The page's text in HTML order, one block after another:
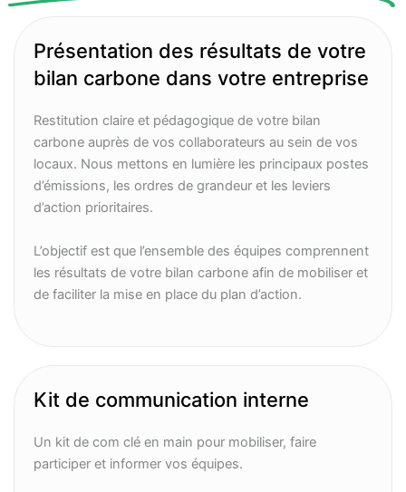
Présentation des résultats de votre
bilan carbone dans votre entreprise
Restitution claire et pédagogique de votre bilan
carbone auprès de vos collaborateurs au sein de vos
locaux. Nous mettons en lumière les principaux postes
d’émissions, les ordres de grandeur et les leviers
d’action prioritaires.
L’objectif est que l’ensemble des équipes comprennent
les résultats de votre bilan carbone afin de mobiliser et
de faciliter la mise en place du plan d’action.
Kit de communication interne
Un kit de com clé en main pour mobiliser, faire
participer et informer vos équipes.